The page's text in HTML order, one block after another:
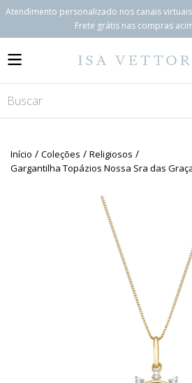
Atendimento personalizado nos canais
Frete grátis nas compras
Início / Coleções / Religiosos /
Gargantilha Topázios Nossa Sra das